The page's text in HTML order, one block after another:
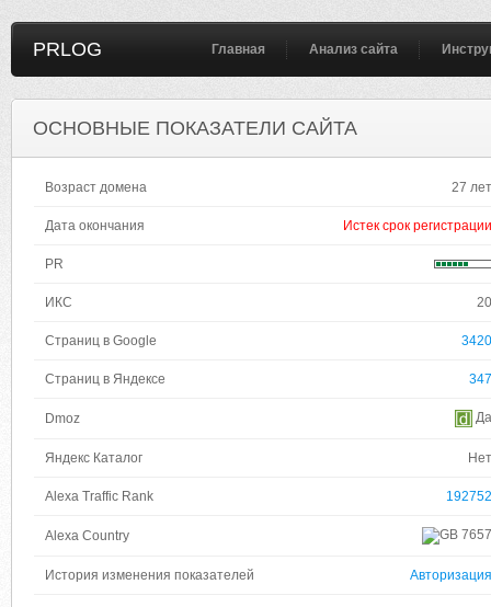
PRLOG Главная Анализ сайта
ОСНОВНЫЕ ПОКАЗАТЕЛИ САЙТА
Возраст домена 27 лет
Дата окончания Истек срок регистрации
PR
ИКС 20
Страниц в Google 3420
Страниц в Яндексе 347
Dmoz Да
Яндекс Каталог Нет
Alexa Traffic Rank 192752
Alexa Country 7657
История изменения показателей Авторизация